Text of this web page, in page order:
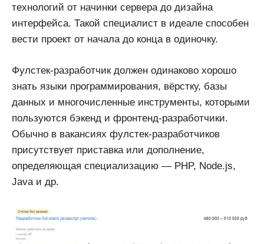
технологий от начинки сервера до дизайна
интерфейса. Такой специалист в идеале способен
вести проект от начала до конца в одиночку.
Фулстек-разработчик должен одинаково хорошо
знать языки программирования, вёрстку, базы
данных и многочисленные инструменты, которыми
пользуются бэкенд и фронтенд-разработчики.
Обычно в вакансиях фулстек-разработчиков
присутствует приставка или дополнение,
определяющая специализацию — PHP, Node.js,
Java и др.